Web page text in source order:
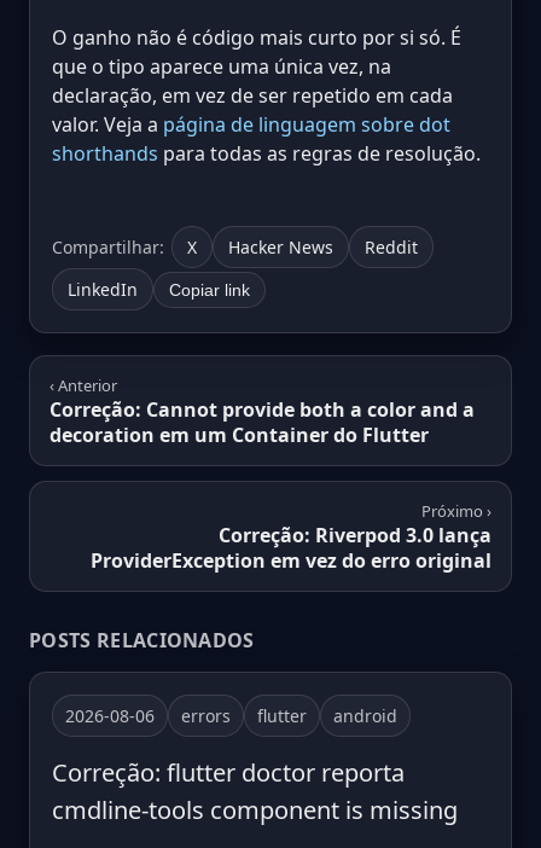
O ganho não é código mais curto por si só. É
que o tipo aparece uma única vez, na
declaração, em vez de ser repetido em cada
valor. Veja a página de linguagem sobre dot
shorthands para todas as regras de resolução.
Compartilhar: X Hacker News
Reddit
LinkedIn
Copiar link
‹ Anterior
Correção: Cannot provide both a color and a
decoration em um Container do Flutter
Próximo ›
Correção: Riverpod 3.0 lança
ProviderException em vez do erro original
POSTS RELACIONADOS
2026-08-06 errors flutter android
Correção: flutter doctor reporta
cmdline-tools component is missing